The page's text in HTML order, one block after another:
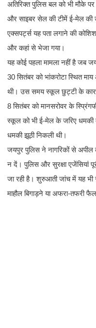
अतिरिक्त पुलिस बल को भी मौके
और साइबर सेल की टीमें ई-मेल की
एक्सपर्ट्स यह पता लगाने की
और कहां से भेजा गया।
यह कोई पहला मामला नहीं है जब
30 सितंबर को भांकरोटा स्थित
थी। उस समय स्कूल छुट्टी के
8 सितंबर को मानसरोवर के
स्कूल को भी ई-मेल के जरिए धमकी
धमकी झूठी निकली थी।
जयपुर पुलिस ने नागरिकों से अपील
न दें। पुलिस और सुरक्षा एजेंसियां
जा रही है। शुरुआती जांच में यह भी
माहौल बिगाड़ने या अफरा-तफरी